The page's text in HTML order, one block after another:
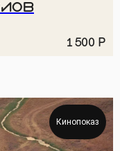
1 500 Р
Кинопоказ